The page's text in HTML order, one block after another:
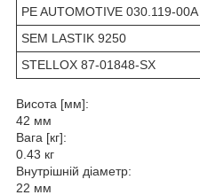
PE AUTOMOTIVE 030.119-00A
SEM LASTIK 9250
STELLOX 87-01848-SX
Висота [мм]:
42 мм
Вага [кг]:
0.43 кг
Внутрішній діаметр:
22 мм